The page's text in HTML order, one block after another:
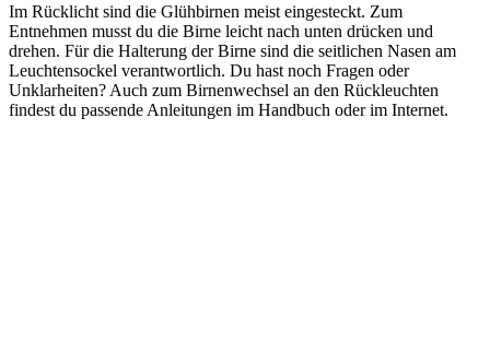
Im Rücklicht sind die Glühbirnen meist eingesteckt. Zum
Entnehmen musst du die Birne leicht nach unten drücken und
drehen. Für die Halterung der Birne sind die seitlichen Nasen am
Leuchtensockel verantwortlich. Du hast noch Fragen oder
Unklarheiten? Auch zum Birnenwechsel an den Rückleuchten
findest du passende Anleitungen im Handbuch oder im Internet.